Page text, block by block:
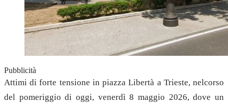
Pubblicità
Attimi di forte tensione in piazza Libertà a Trieste, nelcorso
del pomeriggio di oggi, venerdì 8 maggio 2026, dove un